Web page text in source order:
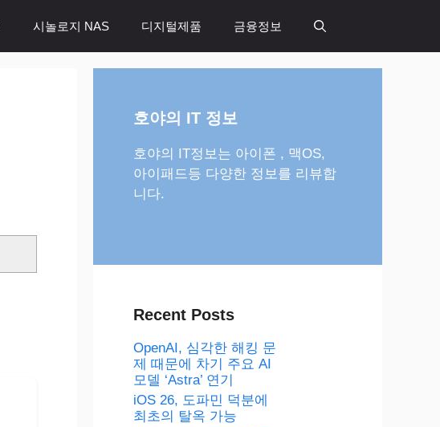
시놀로지 NAS 디지털제품 금융정보
호야의 IT 정보
호야의 IT정보는 아이폰 , 맥OS,
아이패드등 다양한 정보를 리뷰합
니다.
Recent Posts
OpenAI, 심각한 해킹 문
제 때문에 차기 주요 AI
모델 ‘Astra’ 연기
iOS 26, 도파민 덕분에
최초의 탈옥 가능